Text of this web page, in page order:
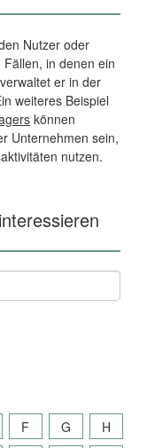
Nutzer oder
in denen ein
er in der
weiteres Beispiel
können
Unternehmen sein,
nutzen.
F G
H